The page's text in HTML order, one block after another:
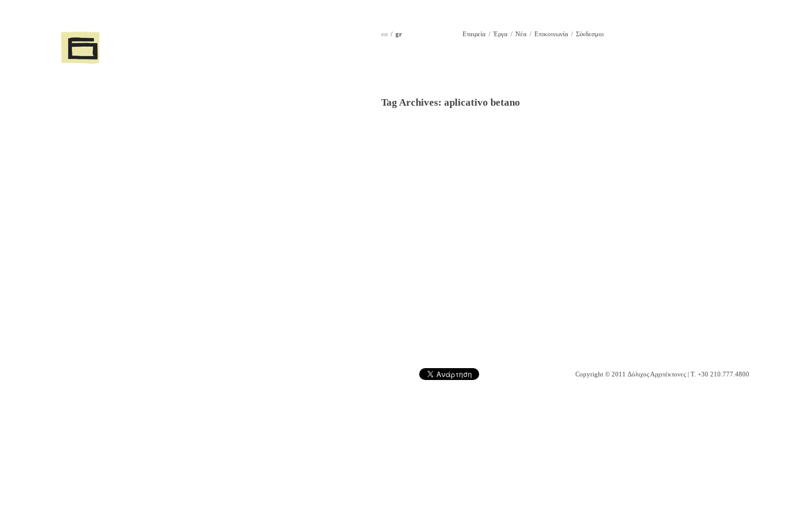
en gr Εταιρεία Έργα Νέα Επικοινωνία Σύνδεσμοι
Tag Archives: aplicativo betano
Copyright © 2011 Δόλιχος Αρχιτέκτονες | Τ. +30 210.777.4800